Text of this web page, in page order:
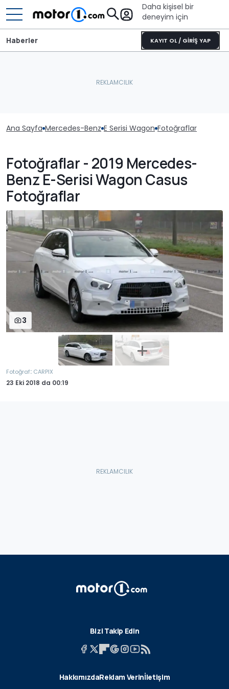
Daha kişisel bir
deneyim için
KAYIT OL / GİRİŞ YAP
Haberler
Ana Sayfa Mercedes-Benz E Serisi Wagon Fotoğraflar
Fotoğraflar - 2019 Mercedes-
Benz E-Serisi Wagon Casus
Fotoğraflar
3
Fotoğraf: CARPIX
23 Eki 2018 da 00:19
Bizi Takip Edin
HakkımızdaReklam Verinİletişim